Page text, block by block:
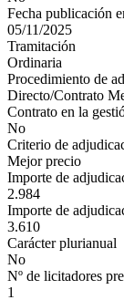
Fecha publicación
05/11/2025
Tramitación
Ordinaria
Procedimiento de
Directo/Contrato
Contrato en la
No
Criterio de
Mejor precio
Importe de
2.984
Importe de
3.610
Carácter plurianual
No
Nº de licitadores
1